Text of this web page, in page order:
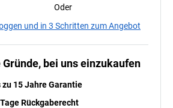
Oder
und in 3 Schritten zum Angebot
Gründe, bei uns einzukaufen
zu 15 Jahre Garantie
Rückgaberecht